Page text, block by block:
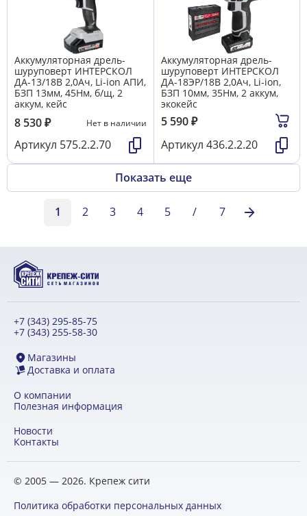
Аккумуляторная дрель-
шуруповерт ИНТЕРСКОЛ
ДА-13/18В 2,0Ач, Li-ion АПИ,
БЗП 13мм, 45Нм, б/щ, 2
аккум, кейс
8 530₽ Нет в наличии
Артикул 575.2.2.70
Аккумуляторная дрель-
шуруповерт ИНТЕРСКОЛ
ДА-18ЭР/18В 2,0Ач, Li-ion,
БЗП 10мм, 35Нм, 2 аккум,
экокейс
5 590₽
Артикул 436.2.2.20
Показать еще
1 2 3 4 5 / 7
+7 (343) 295-85-75
+7 (343) 255-58-30
Магазины
Доставка и оплата
О компании
Полезная информация
Новости
Контакты
© 2005 — 2026. Крепеж сити
Политика обработки персональных данных